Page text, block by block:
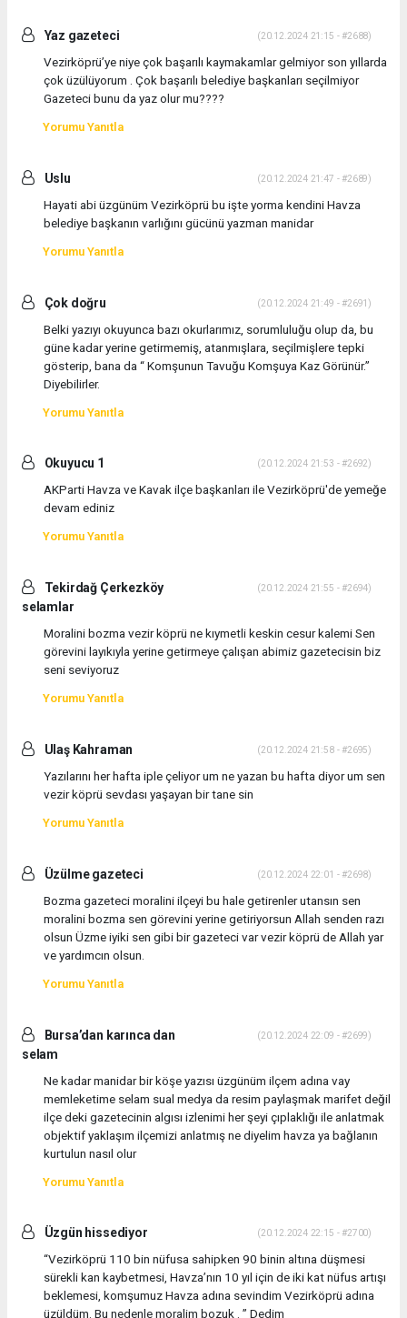
Yaz gazeteci (20.12.2024 21:15 - #2688)
Vezirköprü’ye niye çok başarılı kaymakamlar gelmiyor son yıllarda
çok üzülüyorum . Çok başarılı belediye başkanları seçilmiyor
Gazeteci bunu da yaz olur mu????
Yorumu Yanıtla
Uslu (20.12.2024 21:47 - #2689)
Hayati abi üzgünüm Vezirköprü bu işte yorma kendini Havza
belediye başkanın varlığını gücünü yazman manidar
Yorumu Yanıtla
Çok doğru (20.12.2024 21:49 - #2691)
Belki yazıyı okuyunca bazı okurlarımız, sorumluluğu olup da, bu
güne kadar yerine getirmemiş, atanmışlara, seçilmişlere tepki
gösterip, bana da “ Komşunun Tavuğu Komşuya Kaz Görünür.”
Diyebilirler.
Yorumu Yanıtla
Okuyucu 1 (20.12.2024 21:53 - #2692)
AKParti Havza ve Kavak ilçe başkanları ile Vezirköprü'de yemeğe
devam ediniz
Yorumu Yanıtla
Tekirdağ Çerkezköy
selamlar
(20.12.2024 21:55 - #2694)
Moralini bozma vezir köprü ne kıymetli keskin cesur kalemi Sen
görevini layıkıyla yerine getirmeye çalışan abimiz gazetecisin biz
seni seviyoruz
Yorumu Yanıtla
Ulaş Kahraman (20.12.2024 21:58 - #2695)
Yazılarını her hafta iple çeliyor um ne yazan bu hafta diyor um sen
vezir köprü sevdası yaşayan bir tane sin
Yorumu Yanıtla
Üzülme gazeteci (20.12.2024 22:01 - #2698)
Bozma gazeteci moralini ilçeyi bu hale getirenler utansın sen
moralini bozma sen görevini yerine getiriyorsun Allah senden razı
olsun Üzme iyiki sen gibi bir gazeteci var vezir köprü de Allah yar
ve yardımcın olsun.
Yorumu Yanıtla
Bursa’dan karınca dan
selam
(20.12.2024 22:09 - #2699)
Ne kadar manidar bir köşe yazısı üzgünüm ilçem adına vay
memleketime selam sual medya da resim paylaşmak marifet değil
ilçe deki gazetecinin algısı izlenimi her şeyi çıplaklığı ile anlatmak
objektif yaklaşım ilçemizi anlatmış ne diyelim havza ya bağlanın
kurtulun nasıl olur
Yorumu Yanıtla
Üzgün hissediyor (20.12.2024 22:15 - #2700)
“Vezirköprü 110 bin nüfusa sahipken 90 binin altına düşmesi
sürekli kan kaybetmesi, Havza’nın 10 yıl için de iki kat nüfus artışı
beklemesi, komşumuz Havza adına sevindim Vezirköprü adına
üzüldüm. Bu nedenle moralim bozuk . ” Dedim